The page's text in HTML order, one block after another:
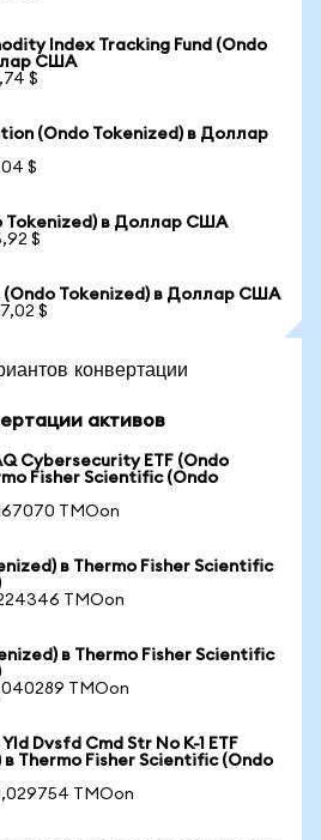
Index Tracking Fund (Ondo
США
$
(Ondo Tokenized) в Доллар
$
Tokenized) в Доллар США
$
(Ondo Tokenized) в Доллар США
$
конвертации
активов
Cybersecurity ETF (Ondo
Fisher Scientific (Ondo
TMOon
в Thermo Fisher Scientific
TMOon
в Thermo Fisher Scientific
TMOon
Dvsfd Cmd Str No K-1 ETF
в Thermo Fisher Scientific (Ondo
TMOon